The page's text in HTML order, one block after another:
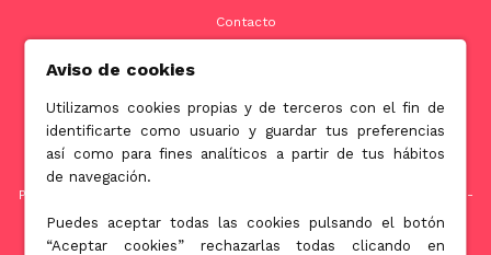
Contacto
Contacto
info@jubenial.com
Parque empresarial La Finca Edificio 6B - Paseo Club Deportivo nº1 -
28223 Pozuelo de Alarcón, Madrid
Aviso de cookies
Utilizamos cookies propias y de terceros con el fin de
identificarte como usuario y guardar tus preferencias
así como para fines analíticos a partir de tus hábitos
de navegación.
Puedes aceptar todas las cookies pulsando el botón
“Aceptar cookies” rechazarlas todas clicando en